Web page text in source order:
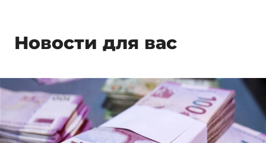
Новости для вас